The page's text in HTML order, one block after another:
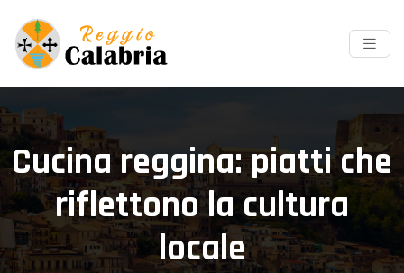
Cucina reggina: piatti che
riflettono la cultura
locale